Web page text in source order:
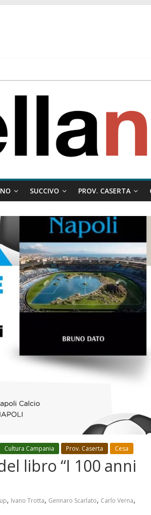
SUCCIVO PROV. CASERTA
Cultura Campania Prov. Caserta Cesa
libro “I 100 anni
, Ivano Trotta, Gennaro Scarlato, Carlo Verna,